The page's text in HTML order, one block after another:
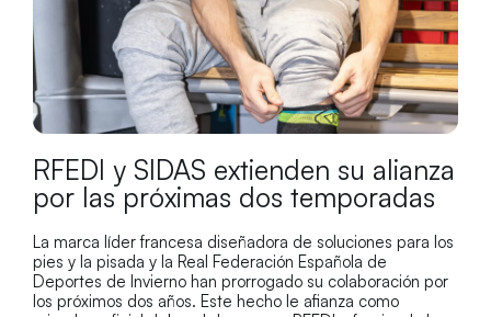
RFEDI y SIDAS extienden su alianza
por las próximas dos temporadas
La marca líder francesa diseñadora de soluciones para los
pies y la pisada y la Real Federación Española de
Deportes de Invierno han prorrogado su colaboración por
los próximos dos años. Este hecho le afianza como